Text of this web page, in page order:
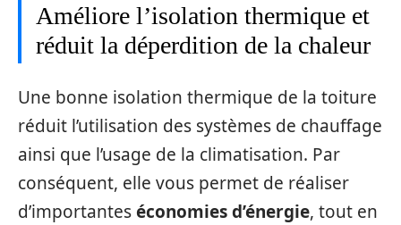
Améliore l’isolation thermique et
réduit la déperdition de la chaleur
Une bonne isolation thermique de la toiture
réduit l’utilisation des systèmes de chauffage
ainsi que l’usage de la climatisation. Par
conséquent, elle vous permet de réaliser
d’importanteséconomies d’énergie, tout en